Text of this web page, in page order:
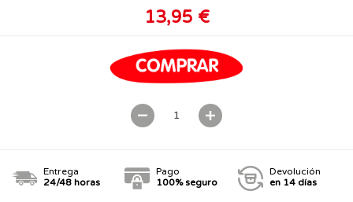
13,95 €
Entrega
24/48 horas
Pago
100% seguro
Devolución
en 14 días